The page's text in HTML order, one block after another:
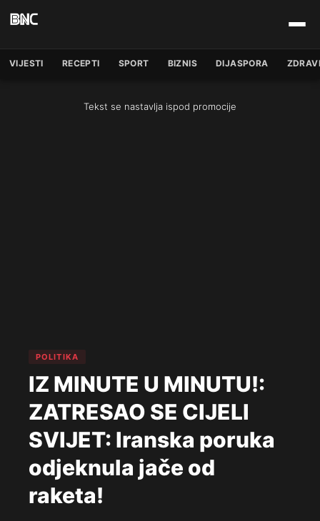
VIJESTI RECEPTI SPORT BIZNIS DIJASPORA
Tekst se nastavlja ispod promocije
POLITIKA
IZ MINUTE U MINUTU!:
ZATRESAO SE CIJELI
SVIJET: Iranska poruka
odjeknula jače od
raketa!